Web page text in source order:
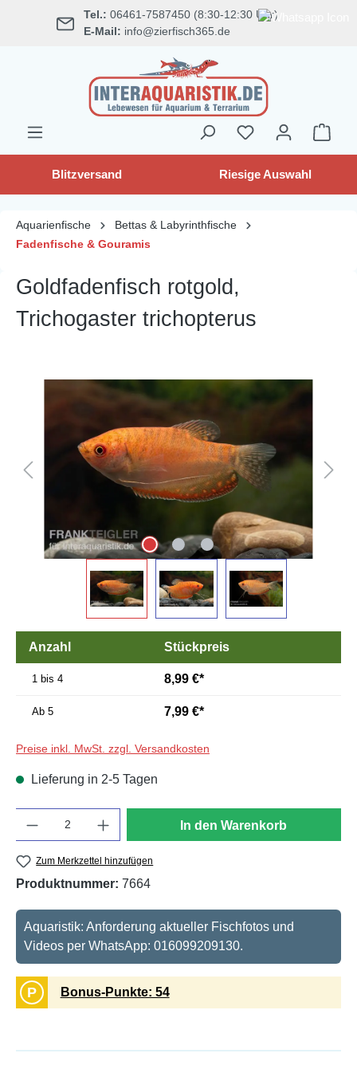
springen Tel.: 06461-7587450 (8:30-12:30 Uhr)
E-Mail: info@zierfisch365.de
Blitzversand Riesige Auswahl
Aquarienfische
Bettas & Labyrinthfische
Fadenfische & Gouramis
Goldfadenfisch rotgold,
Trichogaster trichopterus
Bildergalerie überspringen
Anzahl Stückpreis
1 bis 4 8,99 €*
Ab 5 7,99 €*
Preise inkl. MwSt. zzgl. Versandkosten
Lieferung in 2-5 Tagen
In den Warenkorb
Zum Merkzettel hinzufügen
Produktnummer: 7664
Aquaristik: Anforderung aktueller Fischfotos und
Videos per WhatsApp: 016099209130.
P Bonus-Punkte: 54